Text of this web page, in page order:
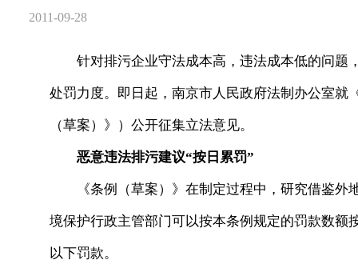
2011-09-28
针对排污企业守法成本高，违法成本低的问题
处罚力度。即日起，南京市人民政府法制办公室
（草案）》）公开征集立法意见。
恶意违法排污建议“按日累罚”
《条例（草案）》在制定过程中，研究借鉴外
境保护行政主管部门可以按本条例规定的罚款数额
以下罚款。